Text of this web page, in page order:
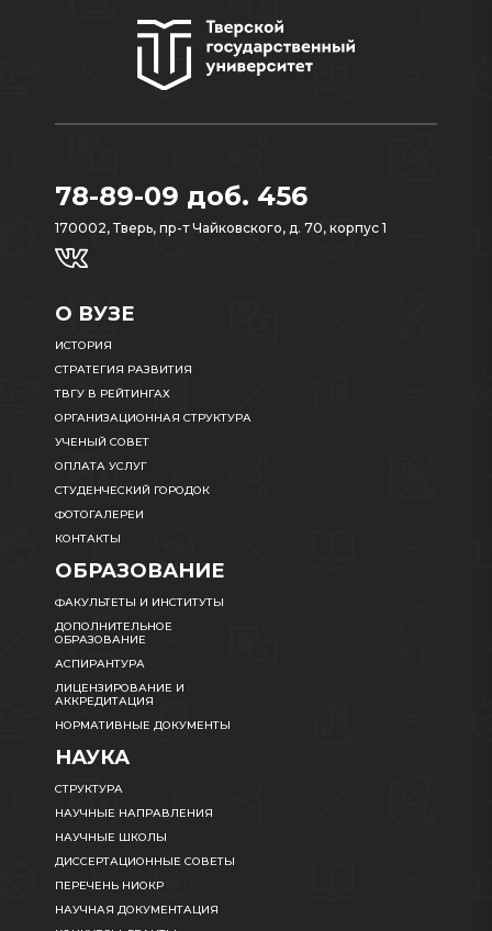
78-89-09 доб. 456
170002, Тверь, пр-т Чайковского, д. 70, корпус 1
О ВУЗЕ
ИСТОРИЯ
СТРАТЕГИЯ РАЗВИТИЯ
ТВГУ В РЕЙТИНГАХ
ОРГАНИЗАЦИОННАЯ СТРУКТУРА
УЧЕНЫЙ СОВЕТ
ОПЛАТА УСЛУГ
СТУДЕНЧЕСКИЙ ГОРОДОК
ФОТОГАЛЕРЕИ
КОНТАКТЫ
ОБРАЗОВАНИЕ
ФАКУЛЬТЕТЫ И ИНСТИТУТЫ
ДОПОЛНИТЕЛЬНОЕ
ОБРАЗОВАНИЕ
АСПИРАНТУРА
ЛИЦЕНЗИРОВАНИЕ И
АККРЕДИТАЦИЯ
НОРМАТИВНЫЕ ДОКУМЕНТЫ
НАУКА
СТРУКТУРА
НАУЧНЫЕ НАПРАВЛЕНИЯ
НАУЧНЫЕ ШКОЛЫ
ДИССЕРТАЦИОННЫЕ СОВЕТЫ
ПЕРЕЧЕНЬ НИОКР
НАУЧНАЯ ДОКУМЕНТАЦИЯ